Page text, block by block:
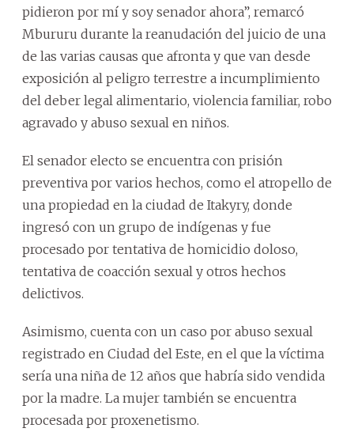
pidieron por mí y soy senador ahora”, remarcó
Mbururu durante la reanudación del juicio de una
de las varias causas que afronta y que van desde
exposición al peligro terrestre a incumplimiento
del deber legal alimentario, violencia familiar, robo
agravado y abuso sexual en niños.
El senador electo se encuentra con prisión
preventiva por varios hechos, como el atropello de
una propiedad en la ciudad de Itakyry, donde
ingresó con un grupo de indígenas y fue
procesado por tentativa de homicidio doloso,
tentativa de coacción sexual y otros hechos
delictivos.
Asimismo, cuenta con un caso por abuso sexual
registrado en Ciudad del Este, en el que la víctima
sería una niña de 12 años que habría sido vendida
por la madre. La mujer también se encuentra
procesada por proxenetismo.